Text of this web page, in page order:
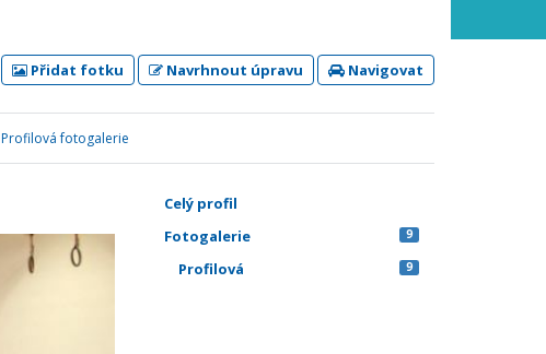
Přidat fotku Navrhnout úpravu Navigovat
Profilová fotogalerie
Celý profil
Fotogalerie
9
Profilová 9